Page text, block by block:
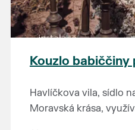
Kouzlo babiččiny
Havlíčkova vila, sídlo
Moravská krása,